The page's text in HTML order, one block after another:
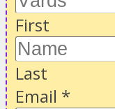
First
Last
Email *